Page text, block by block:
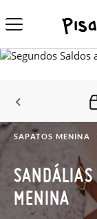
SAPATOS MENINA
SANDÁLIAS
MENINA